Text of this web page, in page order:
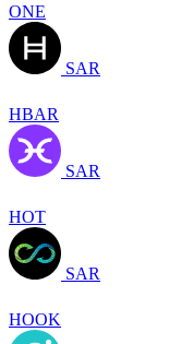
ONE
SAR
HBAR
SAR
HOT
SAR
HOOK